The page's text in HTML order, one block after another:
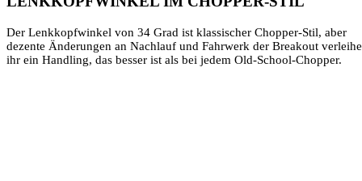
Der Lenkkopfwinkel von 34 Grad ist klassischer Chopper-Stil, aber
dezente Änderungen an Nachlauf und Fahrwerk der Breakout
ihr ein Handling, das besser ist als bei jedem Old-School-Chopper.